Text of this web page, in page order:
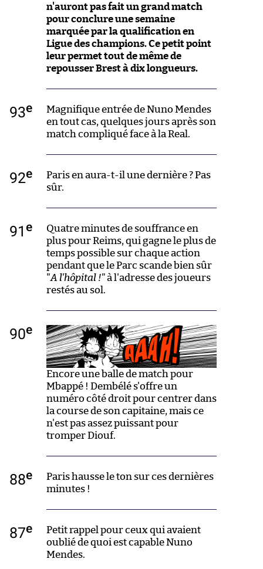
n'auront pas fait un grand match
pour conclure une semaine
marquée par la qualification en
Ligue des champions. Ce petit point
leur permet tout de même de
repousser Brest à dix longueurs.
93e
Magnifique entrée de Nuno Mendes
en tout cas, quelques jours après son
match compliqué face à la Real.
92e
Paris en aura-t-il une dernière ? Pas
sûr.
91 e
Quatre minutes de souffrance en
plus pour Reims, qui gagne le plus de
temps possible sur chaque action
pendant que le Parc scande bien sûr
"A l'hôpital !"à l'adresse des joueurs
restés au sol.
90e
Encore une balle de match pour
Mbappé ! Dembélé s'offre un
numéro côté droit pour centrer dans
la course de son capitaine, mais ce
n'est pas assez puissant pour
tromper Diouf.
88e
Paris hausse le ton sur ces dernières
minutes !
87e
Petit rappel pour ceux qui avaient
oublié de quoi est capable Nuno
Mendes.